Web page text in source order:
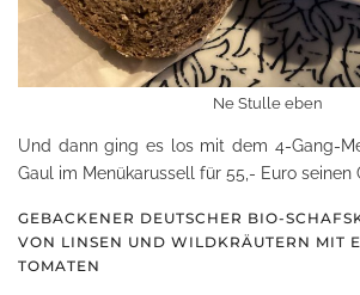
Ne Stulle eben
Und dann ging es los mit dem 4-Gang-
Gaul im Menükarussell für 55,- Euro seinen
GEBACKENER DEUTSCHER BIO-
VON LINSEN UND WILDKRÄUTERN MIT
TOMATEN